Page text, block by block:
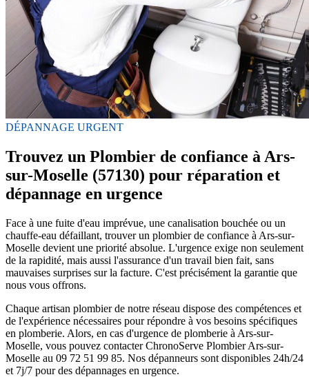
DÉPANNAGE URGENT
Trouvez un Plombier de confiance à Ars-
sur-Moselle (57130) pour réparation et
dépannage en urgence
Face à une fuite d'eau imprévue, une canalisation bouchée ou un
chauffe-eau défaillant, trouver un plombier de confiance à Ars-sur-
Moselle devient une priorité absolue. L'urgence exige non seulement
de la rapidité, mais aussi l'assurance d'un travail bien fait, sans
mauvaises surprises sur la facture. C'est précisément la garantie que
nous vous offrons.
Chaque artisan plombier de notre réseau dispose des compétences et
de l'expérience nécessaires pour répondre à vos besoins spécifiques
en plomberie. Alors, en cas d'urgence de plomberie à Ars-sur-
Moselle, vous pouvez contacter ChronoServe Plombier Ars-sur-
Moselle au 09 72 51 99 85. Nos dépanneurs sont disponibles 24h/24
et 7j/7 pour des dépannages en urgence.